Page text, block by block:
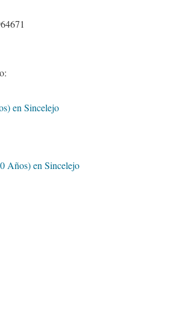
en Sincelejo
Años) en Sincelejo